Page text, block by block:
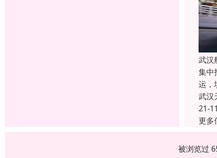
武汉
集中
运，
武汉
21-
更多
被浏览过